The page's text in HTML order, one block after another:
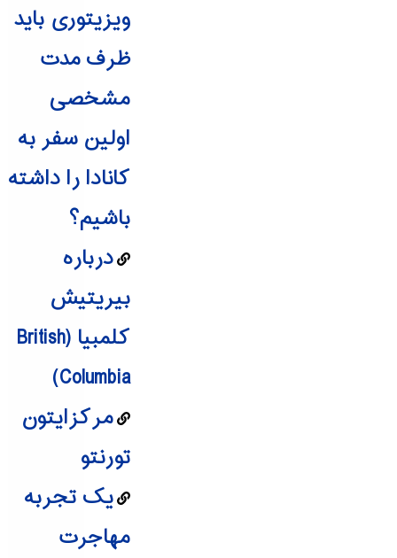
ویزیتوری باید
ظرف مدت
مشخصی
اولین سفر به
کانادا را داشته
باشیم؟
درباره
بیریتیش
کلمبیا (British
Columbia)
مرکزايتون
تورنتو
یک تجربه
مهاجرت